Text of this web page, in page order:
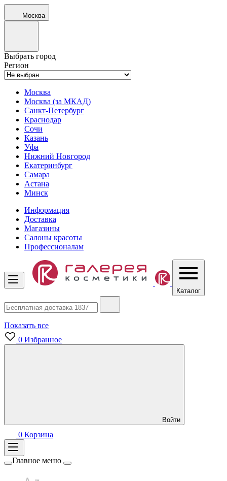
Москва
Выбрать город
Регион
Москва
Москва (за МКАД)
Санкт-Петербург
Краснодар
Сочи
Казань
Уфа
Нижний Новгород
Екатеринбург
Самара
Астана
Минск
Информация
Доставка
Магазины
Салоны красоты
Профессионалам
Каталог
Показать все
0 Избранное
Войти
0 Корзина
Главное меню